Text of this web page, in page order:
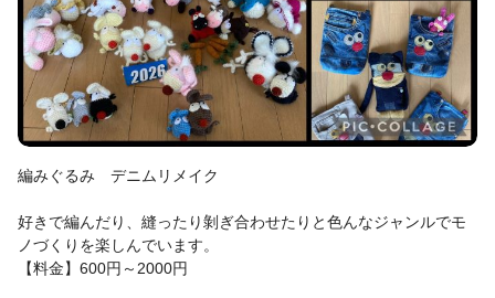
編みぐるみ デニムリメイク
好きで編んだり、縫ったり剝ぎ合わせたりと色んなジャンルでモ
ノづくりを楽しんでいます。
【料金】600円～2000円